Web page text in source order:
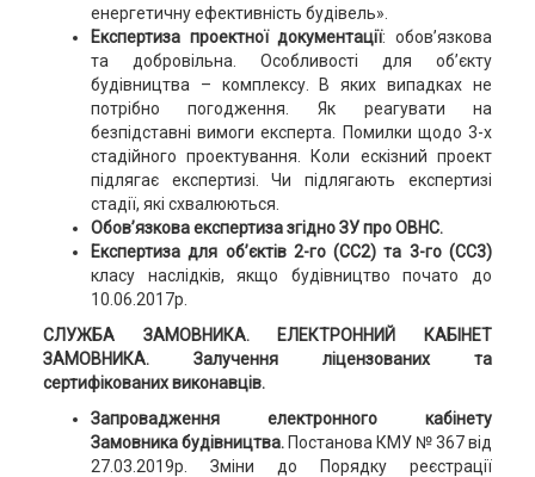
енергетичну ефективність будівель».
Експертиза проектної документації: обов’язкова
та добровільна. Особливості для об’єкту
будівництва – комплексу. В яких випадках не
потрібно погодження. Як реагувати на
безпідставні вимоги експерта. Помилки щодо 3-х
стадійного проектування. Коли ескізний проект
підлягає експертизі. Чи підлягають експертизі
стадії, які схвалюються.
Обов’язкова експертиза згідно ЗУ про ОВНС.
Експертиза для об’єктів 2-го (СС2) та 3-го (СС3)
класу наслідків, якщо будівництво почато до
10.06.2017р.
СЛУЖБА ЗАМОВНИКА. ЕЛЕКТРОННИЙ КАБІНЕТ
ЗАМОВНИКА. Залучення ліцензованих та
сертифікованих виконавців.
Запровадження електронного кабінету
Замовника будівництва. Постанова КМУ № 367 від
27.03.2019р. Зміни до Порядку реєстрації